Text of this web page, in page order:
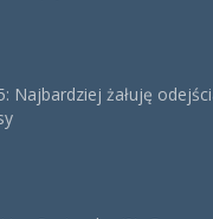
Najbardziej żałuję